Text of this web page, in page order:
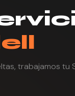
trabajamos tu